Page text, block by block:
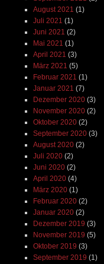
August 2021 (1)
Juli 2021 (1)
Juni 2021 (2)
Mai 2021 (1)
April 2021 (3)
März 2021 (5)
Februar 2021 (1)
Januar 2021 (7)
Dezember 2020(3)
November 2020(2)
Oktober 2020(2)
September 2020(3)
August 2020(2)
Juli 2020(2)
Juni 2020(2)
April 2020(4)
März 2020(1)
Februar 2020(2)
Januar 2020(2)
Dezember 2019 (3)
November 2019 (5)
Oktober 2019 (3)
September 2019 (1)